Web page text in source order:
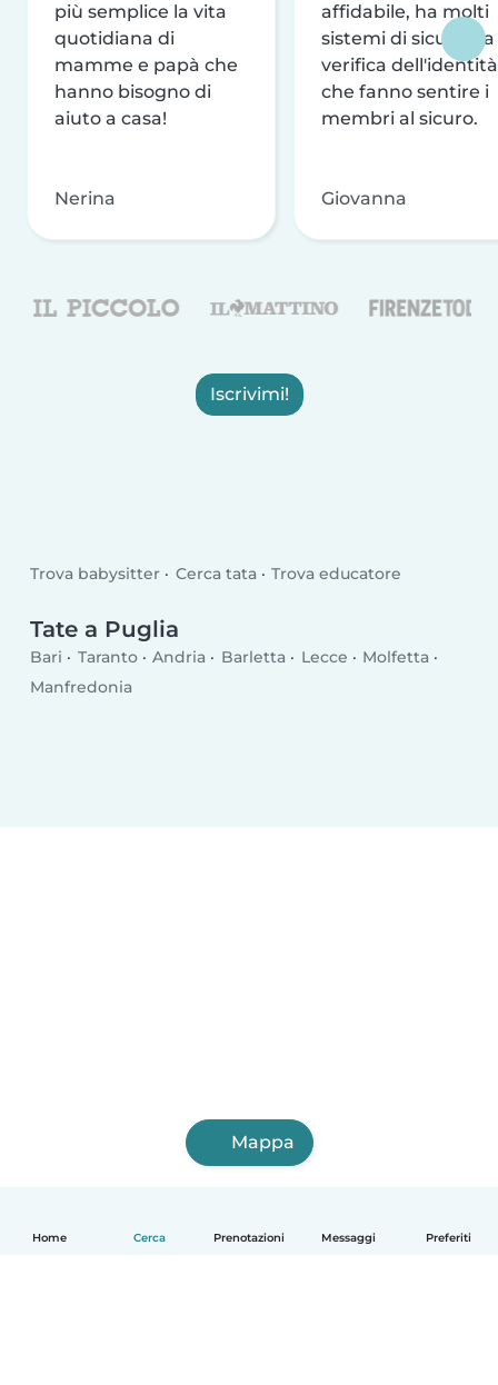
Home Cerca Prenotazioni Messaggi Preferiti
più semplice la vita
quotidiana di
mamme e papà che
hanno bisogno di
aiuto a casa!
Nerina
affidabile, ha molti
sistemi di sicurezza
verifica dell'identità
che fanno sentire i
membri al sicuro.
Giovanna
Iscrivimi!
Trova babysitter Cerca tata Trova educatore
Tate a Puglia
Bari Taranto Andria Barletta Lecce
Molfetta
Manfredonia
Mappa